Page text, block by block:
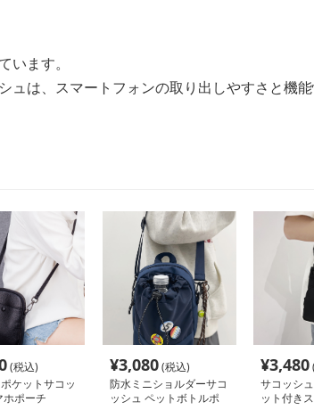
ます。
は、スマートフォンの取り出しやすさと機
(税込)
ケットサコッ
ホポーチ
¥3,080(税込)
防水ミニショルダーサコ
ッシュ ペットボトルポ
¥3,480
サコッシ
ット付き